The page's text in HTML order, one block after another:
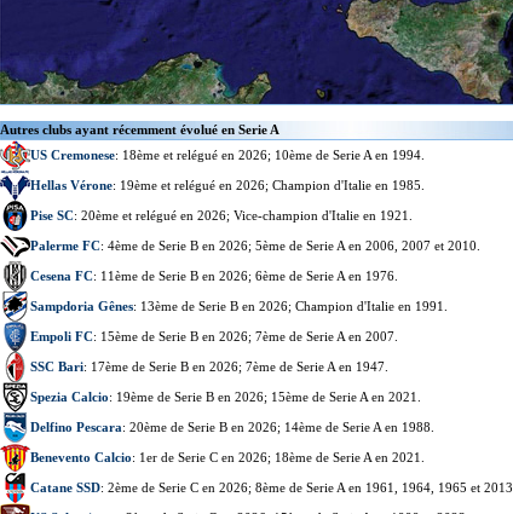
Autres clubs ayant récemment évolué en Serie A
US Cremonese: 18ème et relégué en 2026; 10ème de Serie A en 1994.
Hellas Vérone: 19ème et relégué en 2026; Champion d'Italie en 1985.
Pise SC: 20ème et relégué en 2026; Vice-champion d'Italie en 1921.
Palerme FC: 4ème de Serie B en 2026; 5ème de Serie A en 2006, 2007 et 2010.
Cesena FC: 11ème de Serie B en 2026; 6ème de Serie A en 1976.
Sampdoria Gênes: 13ème de Serie B en 2026; Champion d'Italie en 1991.
Empoli FC: 15ème de Serie B en 2026; 7ème de Serie A en 2007.
SSC Bari: 17ème de Serie B en 2026; 7ème de Serie A en 1947.
Spezia Calcio: 19ème de Serie B en 2026; 15ème de Serie A en 2021.
Delfino Pescara: 20ème de Serie B en 2026; 14ème de Serie A en 1988.
Benevento Calcio: 1er de Serie C en 2026; 18ème de Serie A en 2021.
Catane SSD: 2ème de Serie C en 2026; 8ème de Serie A en 1961, 1964, 1965 et 2013.